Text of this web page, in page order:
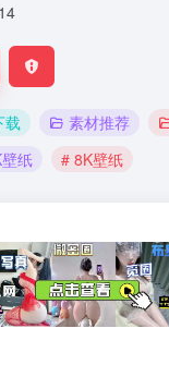
载 素材推荐
纸 # 8K壁纸